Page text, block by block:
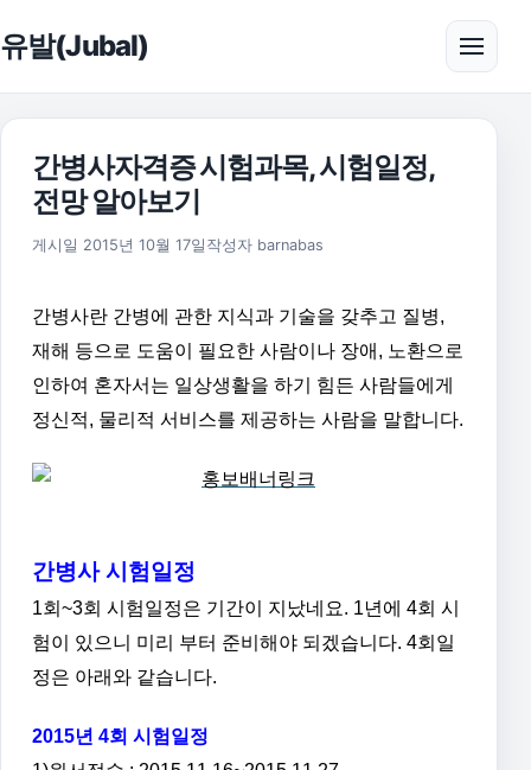
유발(Jubal) 메뉴
간병사자격증 시험과목, 시험일정,
전망 알아보기
게시일 2015년 10월 17일 2016년 5월 31일
작성자 barnabas
간병사란 간병에 관한 지식과 기술을 갖추고 질병,
재해 등으로 도움이 필요한 사람이나 장애, 노환으로
인하여 혼자서는 일상생활을 하기 힘든 사람들에게
정신적, 물리적 서비스를 제공하는 사람을 말합니다.
간병사 시험일정
1회~3회 시험일정은 기간이 지났네요. 1년에 4회 시
험이 있으니 미리 부터 준비해야 되겠습니다. 4회일
정은 아래와 같습니다.
2015년 4회 시험일정